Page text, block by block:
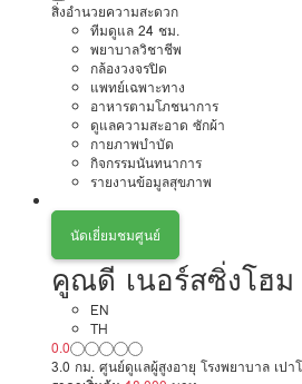
สิ่งอำนวยความสะดวก
ทีมดูแล 24 ชม.
พยาบาลวิชาชีพ
กล้องวงจรปิด
แพทย์เฉพาะทาง
อาหารตามโภชนาการ
ดูแลความสะอาด ซักผ้า
กายภาพบำบัด
กิจกรรมนันทนาการ
รายงานข้อมูลสุขภาพ
นัดเยี่ยมชมศูนย์
คูณดี เนอร์สซิ่งโฮม
EN
TH
0.0
3.0 กม. ศูนย์ดูแลผู้สูงอายุ โรงพยาบาล เปา